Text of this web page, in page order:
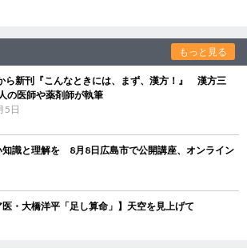
もっと見る
ら新刊『こんなときには、まず、漢方！』 漢方三
の医師や薬剤師が執筆
5日
知識と理解を 8月8日広島市で公開講座、オンライン
医・大橋洋平「足し算命」】天空を見上げて